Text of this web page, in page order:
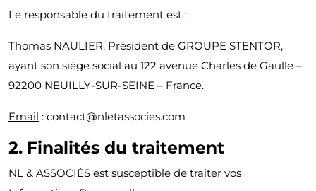
Le responsable du traitement est :
Thomas NAULIER, Président de GROUPE STENTOR,
ayant son siège social au 122 avenue Charles de Gaulle –
92200 NEUILLY-SUR-SEINE – France.
Email : contact@nletassocies.com
2. Finalités du traitement
NL & ASSOCIÉS est susceptible de traiter vos